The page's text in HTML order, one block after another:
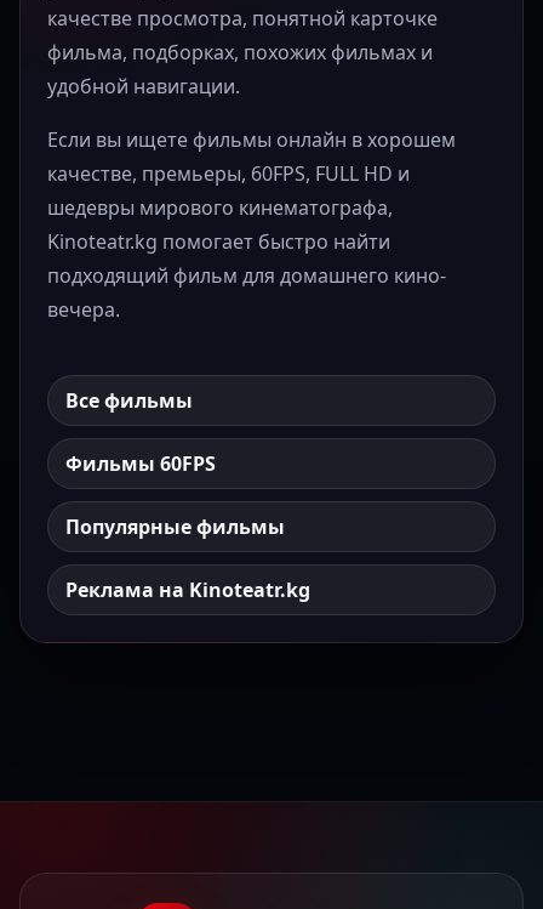
качестве просмотра, понятной карточке
фильма, подборках, похожих фильмах и
удобной навигации.
Если вы ищете фильмы онлайн в хорошем
качестве, премьеры, 60FPS, FULL HD и
шедевры мирового кинематографа,
Kinoteatr.kg помогает быстро найти
подходящий фильм для домашнего кино-
вечера.
Все фильмы
Фильмы 60FPS
Популярные фильмы
Реклама на Kinoteatr.kg